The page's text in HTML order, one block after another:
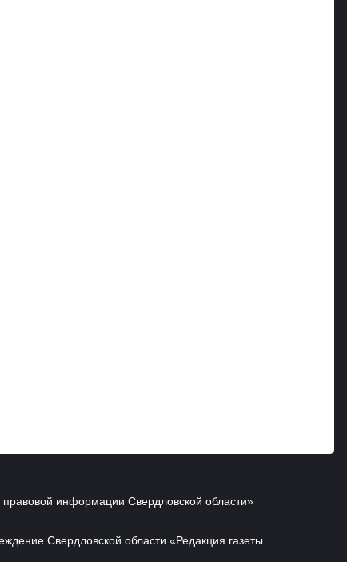
информации Свердловской области»
Свердловской области «Редакция газеты